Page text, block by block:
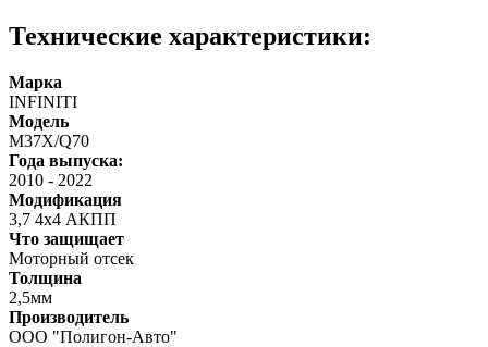
Технические характеристики:
Марка
INFINITI
Модель
M37X/Q70
Года выпуска:
2010 - 2022
Модификация
3,7 4х4 АКПП
Что защищает
Моторный отсек
Толщина
2,5мм
Производитель
ООО "Полигон-Авто"